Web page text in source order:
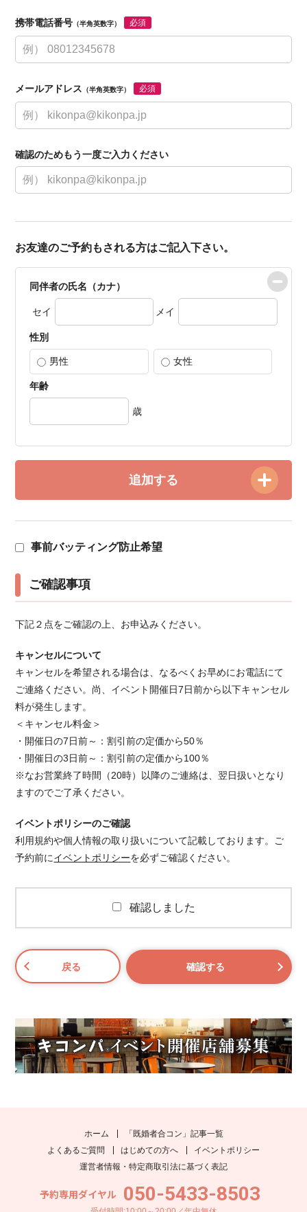
携帯電話番号 （半角英数字） 必須
メールアドレス （半角英数字） 必須
確認のためもう一度ご入力ください
お友達のご予約もされる方はご記入下さい。
同伴者の氏名（カナ）
セイ メイ
性別
男性 女性
年齢
歳
追加する
事前バッティング防止希望
ご確認事項
下記２点をご確認の上、お申込みください。
キャンセルについて
キャンセルを希望される場合は、なるべくお早めにお電話にて
ご連絡ください。 尚、イベント開催日7日前から以下キャンセル
料が発生します。
＜キャンセル料金＞
・開催日の7日前～：割引前の定価から50％
・開催日の3日前～：割引前の定価から100％
※なお営業終了時間（20時）以降のご連絡は、翌日扱いとなり
ますのでご了承ください。
イベントポリシーのご確認
利用規約や個人情報の取り扱いについて記載しております。ご
予約前にイベントポリシーを必ずご確認ください。
確認しました
ホーム
「既婚者合コン」記事一覧
よくあるご質問
はじめての方へ
イベントポリシー
運営者情報・特定商取引法に基づく表記
予約専用ダイヤル 050-5433-8503